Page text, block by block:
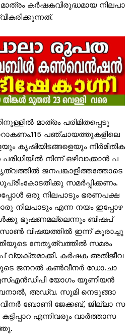
ക​​​ർ​​​ഷ​​​ക​​വി​​​രു​​​ദ്ധ​​​മാ​​​യ നി​​​ല​​​പാ​​​
മാ​​​ത്രം പ​​​രി​​​മി​​​ത​​​പ്പെ​​​ടു​​​
പ​​​ഞ്ചാ​​​യ​​​ത്തു​​​ക​​​ളി​​​ലെ
കൃ​​​ഷി​​​യി​​​ട​​​ങ്ങ​​​ളെ​​​യും നി​​​ർ​​​മി​​​തി​​​ക​​​
നി​​​ന്ന് ഒ​​​ഴി​​​വാ​​ക്കാ​​​ൻ പ​​​
ജ​​​ന​​​പ​​​ങ്കാ​​​ളി​​​ത്ത​​​ത്തോ​​​ടെ
സു​​​പ്രീം​​​കോ​​​ട​​​തി​​​ക്കു സ​​​മ​​​ർ​​​പ്പി​​​ക്ക​​​ണം.
ഒ​​​രു നി​​​ല​​​പാ​​​ടും ഭ​​​ര​​​ണ​​​പ​​​ക്ഷ​​​
നി​​​ല​​​പാ​​​ടും എ​​​ന്ന ന​​​യം ഇ​​​പ്പോ​​​ഴ​​​
ഭൂ​​​ഷ​​​ണ​​​മ​​​ല്ലെ​​​ന്നും ബി​​​ഷ​​​പ്
വി​​​ഷ​​​യ​​​ത്തി​​​ൽ ഇ​​​ന്ന് കൂ​​​രാ​​​ച്ചു​​​
നേ​​​തൃ​​​ത്വ​​​ത്തി​​​ൽ സ​​​മ​​​രം
വ്യ​​​ക്ത​​​മാ​​​ക്കി. ക​​​ർ​​​ഷ​​​ക അ​​​തി​​​ജീ​​​വ​​​
ജ​​​ന​​​റ​​​ൽ ക​​​ൺ​​​വീ​​​ന​​​ർ ഡോ.​​​ചാ​​​
എ​​​സ്എ​​​ൻ​​​ഡി​​​പി യോ​​​ഗം യൂ​​​ണി​​​യ​​​ൻ
അ​​​ഡ്വ. സു​​​മി നെ​​​ടു​​​ങ്ങാ​​​
ബോ​​​ണി ജേ​​​ക്ക​​​ബ്, ജി​​​ല്ലാ സ​​​
എ​​​ന്നി​​​വ​​രും വാ​​​ർ​​​ത്താ​​​സ​​​